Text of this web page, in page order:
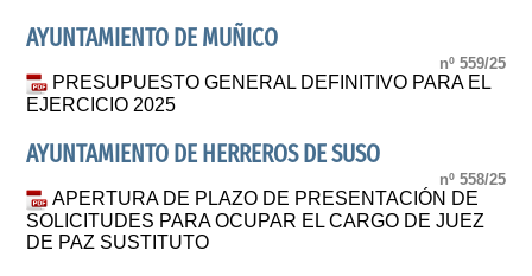
AYUNTAMIENTO DE MUÑICO
nº 559/25
PRESUPUESTO GENERAL DEFINITIVO PARA EL
EJERCICIO 2025
AYUNTAMIENTO DE HERREROS DE SUSO
nº 558/25
APERTURA DE PLAZO DE PRESENTACIÓN DE
SOLICITUDES PARA OCUPAR EL CARGO DE JUEZ
DE PAZ SUSTITUTO